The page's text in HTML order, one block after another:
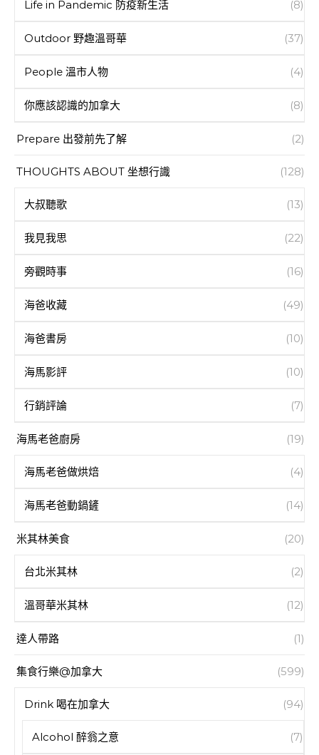
Life in Pandemic 防疫新生活 (8)
Outdoor 野趣溫哥華 (37)
People 溫市人物 (4)
你應該認識的加拿大 (8)
Prepare 出發前先了解 (2)
THOUGHTS ABOUT 坐想行識 (128)
大叔聽歌 (13)
我見我思 (22)
旁觀時事 (16)
海爸收藏 (49)
海爸書房 (10)
海馬影評 (10)
行銷評論 (7)
海馬老爸廚房 (19)
海馬老爸做烘焙 (4)
海馬老爸動鍋鏟 (14)
米其林美食 (20)
台北米其林 (2)
溫哥華米其林 (12)
達人帶路 (1)
集食行樂@加拿大 (599)
Drink 喝在加拿大 (94)
Alcohol 醉翁之意 (7)